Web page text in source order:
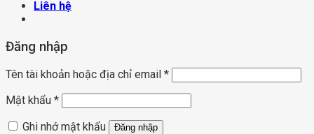
Liên hệ
Đăng nhập
Tên tài khoản hoặc địa chỉ email *
Mật khẩu *
Ghi nhớ mật khẩu
Đăng nhập